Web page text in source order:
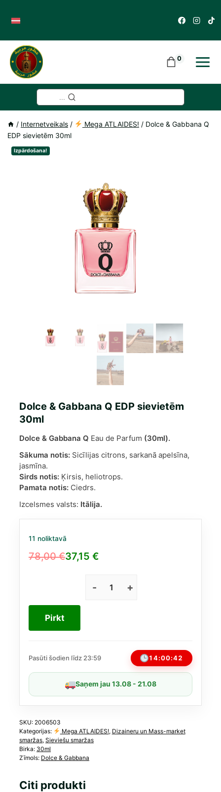
content
0
/ Internetveikals / Mega ATLAIDES! / Dolce & Gabbana Q
EDP sievietēm 30ml
Izpārdošana!
Dolce & Gabbana Q EDP sievietēm
30ml
Dolce & Gabbana Q Eau de Parfum (30ml).
Sākuma notis: Sicīlijas citrons, sarkanā apelsīna,
jasmīna.
Sirds notis: Ķirsis, heliotrops.
Pamata notis: Ciedrs.
Izcelsmes valsts: Itālija.
11 noliktavā
78,00€
Original
78,00 €.
37,15 €
Current
37,15 €.
Dolce
daudzums
Pirkt
Pasūti šodien līdz 23:59 14:00:42
Saņem jau 13.08 - 21.08
SKU: 2006503
Kategorijas:
Mega ATLAIDES!, Dizaineru un Mass-market
smaržas, Sieviešu smaržas
Birka: 30ml
Zīmols: Dolce & Gabbana
Citi produkti